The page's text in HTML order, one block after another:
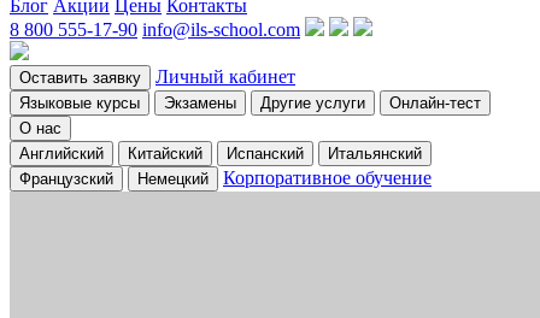
Блог Акции Цены Контакты
8 800 555-17-90 info@ils-school.com
Оставить заявку Личный кабинет
Языковые курсы Экзамены Другие услуги
Онлайн-тест
О нас
Английский
Китайский Испанский
Итальянский
Французский
Немецкий Корпоративное обучение